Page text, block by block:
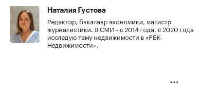
Наталия Густова
Редактор, бакалавр экономики, магистр
журналистики. В СМИ - с 2014 года, с 2020 года
исследую тему недвижимости в «РБК-
Недвижимости».